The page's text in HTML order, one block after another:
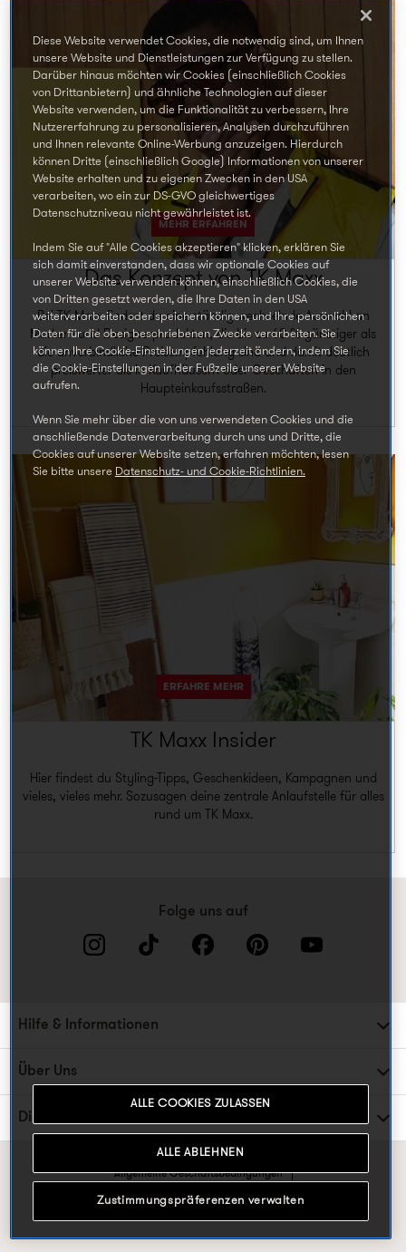
MEHR ERFAHREN
Das Konzept von TK Maxx
Bei TK Maxx findest du eine ständig wechselnde Auswahl an
Marken- und Designerprodukten, die bis zu 60 % günstiger als
die unverbindliche Preisempfehlung sind und damit deutlich
preiswerter als in Kaufhäusern oder Geschäften in den
Haupteinkaufsstraßen.
ERFAHRE MEHR
TK Maxx Insider
Hier findest du Styling-Tipps, Geschenkideen, Kampagnen und
vieles, vieles mehr. Sozusagen deine zentrale Anlaufstelle für alles
rund um TK Maxx.
Folge uns auf
Hilfe & Informationen
Über Uns
Die TK Maxx Familie
Allgemeine Geschäftsbedingungen
Datenschutzrichtlinien & Cookie-Präferenzen
* Bezogen auf den UVP.
Diese Website verwendet Cookies, die notwendig sind, um Ihnen
unsere Website und Dienstleistungen zur Verfügung zu stellen.
Darüber hinaus möchten wir Cookies (einschließlich Cookies
von Drittanbietern) und ähnliche Technologien auf dieser
Website verwenden, um die Funktionalität zu verbessern, Ihre
Nutzererfahrung zu personalisieren, Analysen durchzuführen
und Ihnen relevante Online-Werbung anzuzeigen. Hierdurch
können Dritte (einschließlich Google) Informationen von unserer
Website erhalten und zu eigenen Zwecken in den USA
verarbeiten, wo ein zur DS-GVO gleichwertiges
Datenschutzniveau nicht gewährleistet ist.
Indem Sie auf "Alle Cookies akzeptieren" klicken, erklären Sie
sich damit einverstanden, dass wir optionale Cookies auf
unserer Website verwenden können, einschließlich Cookies, die
von Dritten gesetzt werden, die Ihre Daten in den USA
weiterverarbeiten oder speichern können, und Ihre persönlichen
Daten für die oben beschriebenen Zwecke verarbeiten. Sie
können Ihre Cookie-Einstellungen jederzeit ändern, indem Sie
die Cookie-Einstellungen in der Fußzeile unserer Website
aufrufen.
Wenn Sie mehr über die von uns verwendeten Cookies und die
anschließende Datenverarbeitung durch uns und Dritte, die
Cookies auf unserer Website setzen, erfahren möchten, lesen
Sie bitte unsere Datenschutz- und Cookie-Richtlinien.
ALLE COOKIES ZULASSEN
ALLE ABLEHNEN
Zustimmungspräferenzen verwalten